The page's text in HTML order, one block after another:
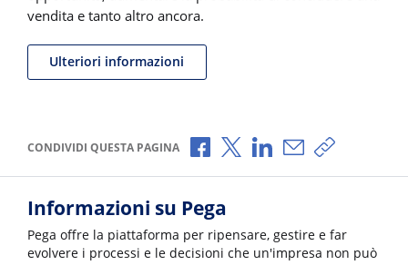
vendita e tanto altro ancora.
Ulteriori informazioni
CONDIVIDI QUESTA PAGINA Condividi via Facebook
Condividi via X
Condividi via
Condividi via e-
Copia link
Informazioni su Pega
Pega offre la piattaforma per ripensare, gestire e far
evolvere i processi e le decisioni che un'impresa non può